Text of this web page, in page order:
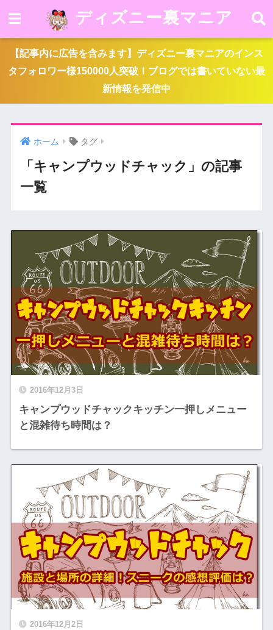
ディズニー裏マニア
【記事内に広告を含みます】ディズニー裏マニアのインス
タフォロワー様150000人突破！ブログでは書いていない最
新情報を発信中
ホーム タグ
「キャンプウッドチャック」の記事
一覧
2016年12月3日
キャンプウッドチャックキッチン一押しメニュー
と混雑待ち時間は？
2016年12月2日